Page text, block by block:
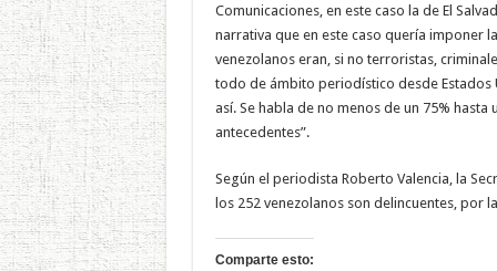
Comunicaciones, en este caso la de El
narrativa que en este caso quería imponer
venezolanos eran, si no terroristas,
todo de ámbito periodístico desde Estados
así. Se habla de no menos de un 75%
antecedentes”.
Según el periodista Roberto Valencia, la
los 252 venezolanos son delincuentes, por
Comparte esto: